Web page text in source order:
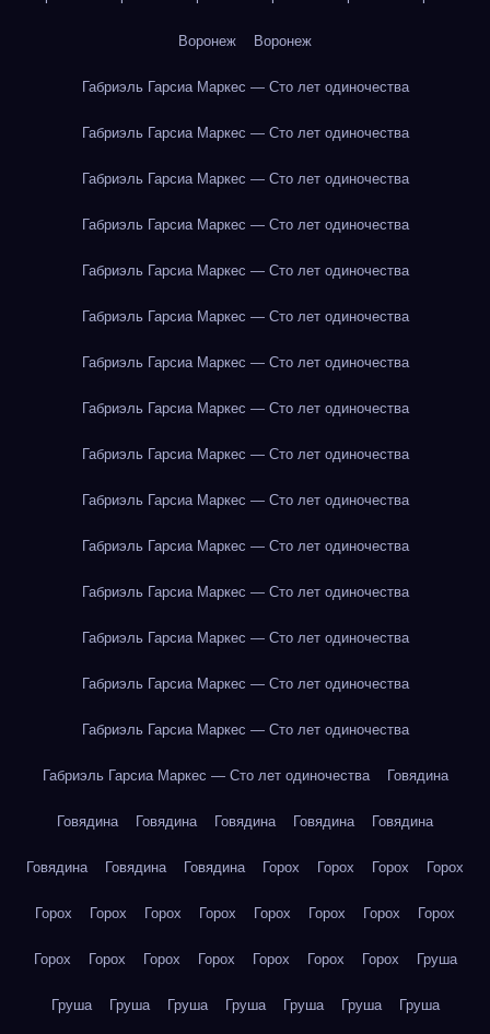
Воронеж Воронеж
Габриэль Гарсиа Маркес — Сто лет одиночества
Габриэль Гарсиа Маркес — Сто лет одиночества
Габриэль Гарсиа Маркес — Сто лет одиночества
Габриэль Гарсиа Маркес — Сто лет одиночества
Габриэль Гарсиа Маркес — Сто лет одиночества
Габриэль Гарсиа Маркес — Сто лет одиночества
Габриэль Гарсиа Маркес — Сто лет одиночества
Габриэль Гарсиа Маркес — Сто лет одиночества
Габриэль Гарсиа Маркес — Сто лет одиночества
Габриэль Гарсиа Маркес — Сто лет одиночества
Габриэль Гарсиа Маркес — Сто лет одиночества
Габриэль Гарсиа Маркес — Сто лет одиночества
Габриэль Гарсиа Маркес — Сто лет одиночества
Габриэль Гарсиа Маркес — Сто лет одиночества
Габриэль Гарсиа Маркес — Сто лет одиночества
Габриэль Гарсиа Маркес — Сто лет одиночества Говядина
Говядина Говядина Говядина Говядина Говядина
Говядина Говядина Говядина Горох Горох Горох Горох
Горох Горох Горох Горох Горох Горох Горох Горох
Горох Горох Горох Горох Горох Горох Горох Груша
Груша Груша Груша Груша Груша Груша Груша